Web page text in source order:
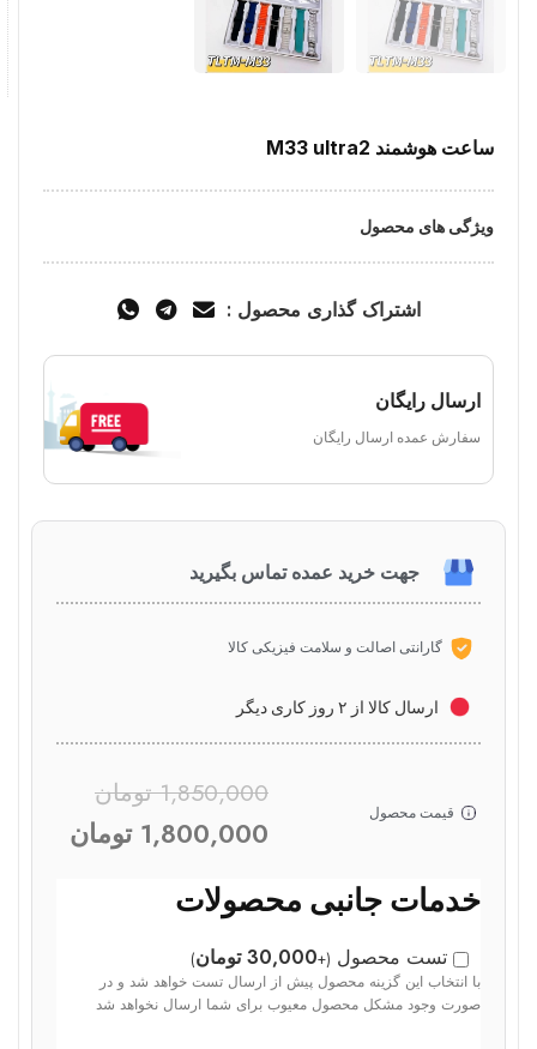
ساعت هوشمند M33 ultra2
ویژگی های محصول
اشتراک گذاری محصول :
ارسال رایگان
سفارش عمده ارسال رایگان
جهت خرید عمده تماس بگیرید
گارانتی اصالت و سلامت فیزیکی کالا
ارسال کالا از ۲ روز کاری دیگر
قیمت محصول
1,850,000 تومان
1,800,000 تومان
خدمات جانبی محصولات
تست محصول (
+
30,000 تومان)
با انتخاب این گزینه محصول پیش از ارسال تست خواهد شد و در
صورت وجود مشکل محصول معیوب برای شما ارسال نخواهد شد